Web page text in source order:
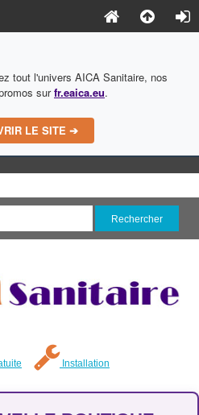
tout l'univers AICA Sanitaire, nos
surfr.eaica.eu.
LE SITE ➔
Installation